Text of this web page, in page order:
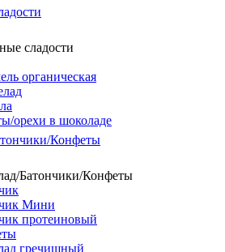
сладости
органическая
орехи в шоколаде
Конфеты
Батончики/Конфеты
Мини
протеиновый
гречишный